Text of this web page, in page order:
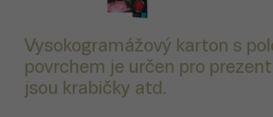
Vysokogramážový karton s
povrchem je určen pro
jsou krabičky atd.